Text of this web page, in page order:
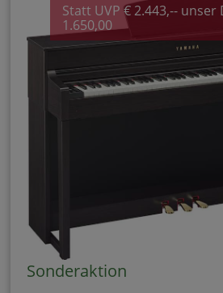
Statt UVP € 2.443,-- unser
1.650,00
Sonderaktion